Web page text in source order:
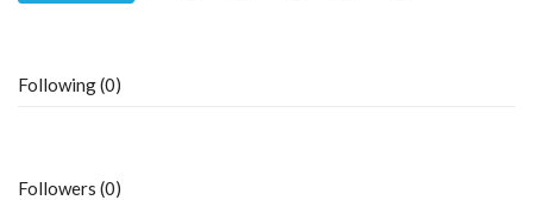
Following (0)
Followers (0)